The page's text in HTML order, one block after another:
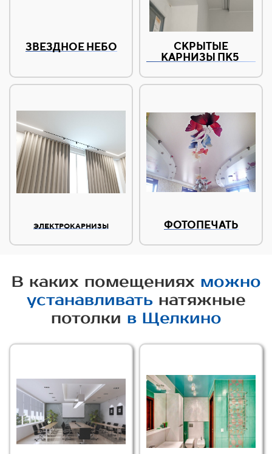
ЗВЕЗДНОЕ НЕБО
СКРЫТЫЕ
КАРНИЗЫ ПК5
ЭЛЕКТРОКАРНИЗЫ ФОТОПЕЧАТЬ
В каких помещениях можно
устанавливать натяжные
потолки в Щелкино